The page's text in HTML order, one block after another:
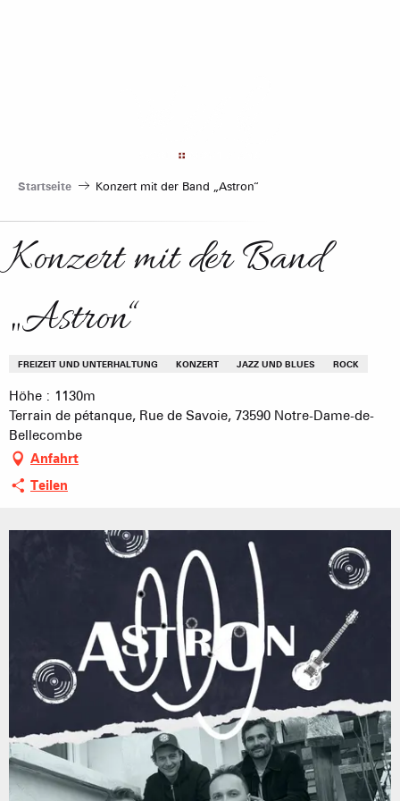
Startseite Konzert mit der Band „Astron“
Konzert mit der Band
„Astron“
FREIZEIT UND UNTERHALTUNG KONZERT JAZZ UND BLUES ROCK
Höhe : 1130m
Terrain de pétanque, Rue de Savoie, 73590 Notre-Dame-de-
Bellecombe
Anfahrt
Teilen